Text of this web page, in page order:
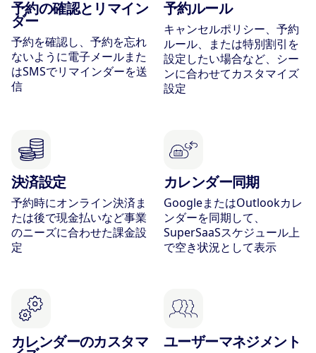
予約の確認とリマイン
ダー
予約を確認し、予約を忘れ
ないように電子メールまた
はSMSでリマインダーを送
信
予約ルール
キャンセルポリシー、予約
ルール、または特別割引を
設定したい場合など、シー
ンに合わせてカスタマイズ
設定
決済設定
予約時にオンライン決済ま
たは後で現金払いなど事業
のニーズに合わせた課金設
定
カレンダー同期
GoogleまたはOutlookカレ
ンダーを同期して、
SuperSaaSスケジュール上
で空き状況として表示
カレンダーのカスタマ
ユーザーマネジメント